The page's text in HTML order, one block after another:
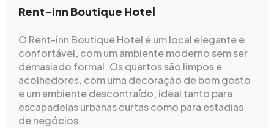
Rent-inn Boutique Hotel
O Rent-inn Boutique Hotel é um local elegante e
confortável, com um ambiente moderno sem ser
demasiado formal. Os quartos são limpos e
acolhedores, com uma decoração de bom gosto
e um ambiente descontraído, ideal tanto para
escapadelas urbanas curtas como para estadias
de negócios.